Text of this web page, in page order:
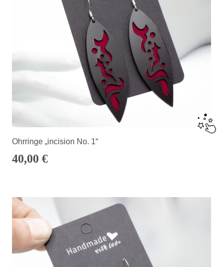
Ohrringe „incision No. 1“
40,00 €